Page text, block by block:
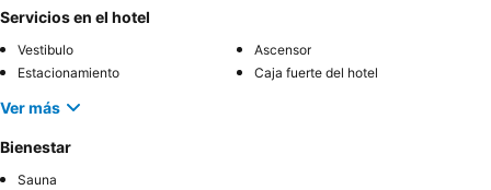
Servicios en el hotel
Vestibulo
Ascensor
Estacionamiento
Caja fuerte del hotel
Ver más
Bienestar
Sauna